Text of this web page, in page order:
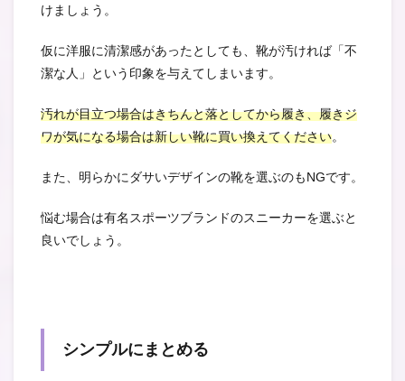
けましょう。
仮に洋服に清潔感があったとしても、靴が汚ければ「不
潔な人」という印象を与えてしまいます。
汚れが目立つ場合はきちんと落としてから履き、履きジ
ワが気になる場合は新しい靴に買い換えてください。
また、明らかにダサいデザインの靴を選ぶのもNGです。
悩む場合は有名スポーツブランドのスニーカーを選ぶと
良いでしょう。
シンプルにまとめる